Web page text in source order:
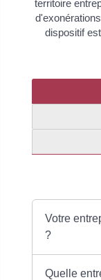
territoire
dispositif
Votre
?
Quelle